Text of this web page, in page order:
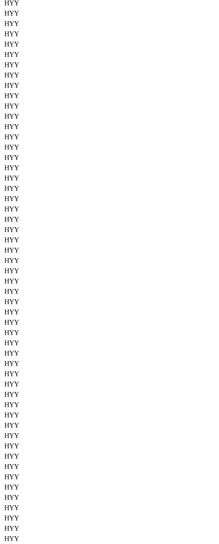
HYY
HYY
HYY
HYY
HYY
HYY
HYY
HYY
HYY
HYY
HYY
HYY
HYY
HYY
HYY
HYY
HYY
HYY
HYY
HYY
HYY
HYY
HYY
HYY
HYY
HYY
HYY
HYY
HYY
HYY
HYY
HYY
HYY
HYY
HYY
HYY
HYY
HYY
HYY
HYY
HYY
HYY
HYY
HYY
HYY
HYY
HYY
HYY
HYY
HYY
HYY
HYY
HYY